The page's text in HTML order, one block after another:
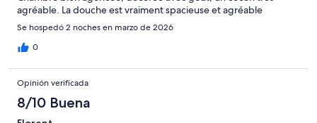
agréable. La douche est vraiment spacieuse et agréable
Se hospedó 2 noches en marzo de 2026
0
Opinión verificada
8/10 Buena